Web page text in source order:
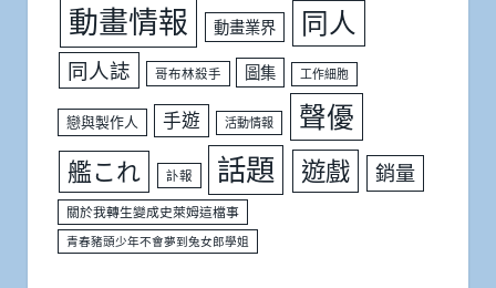
動畫情報 動畫業界 同人
同人誌 哥布林殺手 圖集 工作細胞
戀與製作人 手遊 活動情報 聲優
艦これ 訃報 話題 遊戲 銷量
關於我轉生變成史萊姆這檔事
青春豬頭少年不會夢到兔女郎學姐